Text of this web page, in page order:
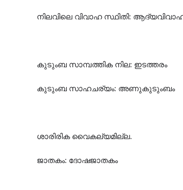
നിലവിലെ വിവാഹ സ്ഥിതി:
കുടുംബ സാമ്പത്തിക നില: ഇടത്തരം
കുടുംബ സാഹചര്യം: അണുകുടുംബം
ശാരിരിക വൈകല്യമില്ല.
ജാതകം: ദോഷജാതകം